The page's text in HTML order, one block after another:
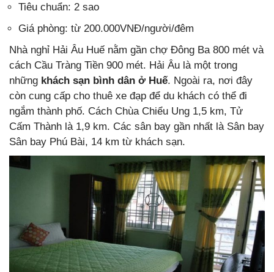
Tiêu chuẩn: 2 sao
Giá phòng: từ 200.000VNĐ/người/đêm
Nhà nghỉ Hải Âu Huế nằm gần chợ Đông Ba 800 mét và
cách Cầu Tràng Tiền 900 mét. Hải Âu là một trong
những khách sạn bình dân ở Huế. Ngoài ra, nơi đây
còn cung cấp cho thuê xe đạp để du khách có thể đi
ngắm thành phố. Cách Chùa Chiểu Ung 1,5 km, Tử
Cấm Thành là 1,9 km. Các sân bay gần nhất là Sân bay
Sân bay Phú Bài, 14 km từ khách sạn.